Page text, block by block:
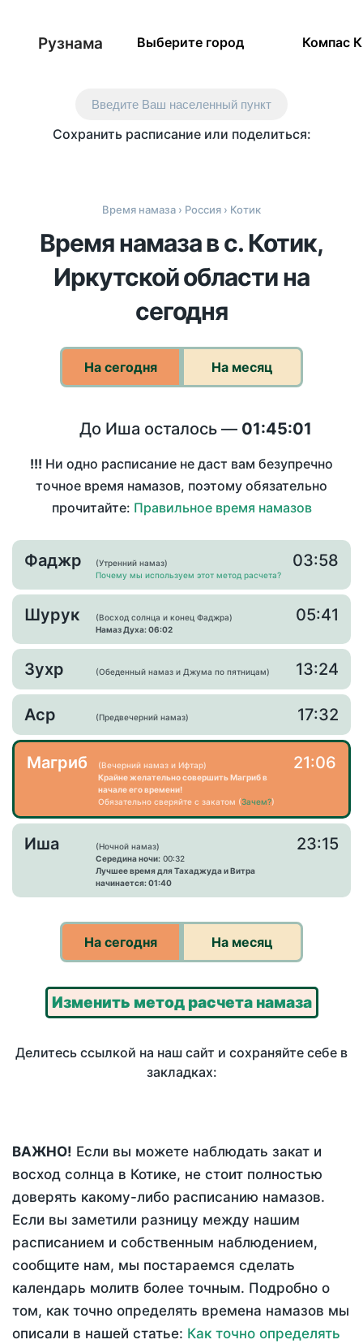
Рузнама Выберите город Компас
Введите Ваш населенный пункт
Сохранить расписание или поделиться:
Время намаза › Россия › Котик
Время намаза в с. Котик,
Иркутской области на
сегодня
На сегодня На месяц
До Иша осталось — 01:45:01
!!! Ни одно расписание не даст вам безупречно
точное время намазов, поэтому обязательно
прочитайте: Правильное время намазов
Фаджр
(Утренний намаз)
Почему мы используем этот метод расчета?
03:58
Шурук
(Восход солнца и конец Фаджра)
Намаз Духа: 06:02
05:41
Зухр (Обеденный намаз и Джума по пятницам) 13:24
Аср (Предвечерний намаз) 17:32
Магриб
(Вечерний намаз и Ифтар)
Крайне желательно совершить Магриб в
начале его времени!
Обязательно сверяйте с закатом (Зачем?)
21:06
Иша
(Ночной намаз)
Середина ночи: 00:32
Лучшее время для Тахаджуда и Витра
начинается: 01:40
23:15
На сегодня На месяц
Изменить метод расчета намаза
Делитесь ссылкой на наш сайт и сохраняйте себе в
закладках:
ВАЖНО! Если вы можете наблюдать закат и
восход солнца в Котике, не стоит полностью
доверять какому-либо расписанию намазов.
Если вы заметили разницу между нашим
расписанием и собственным наблюдением,
сообщите нам, мы постараемся сделать
календарь молитв более точным. Подробно о
том, как точно определять времена намазов мы
описали в нашей статье: Как точно определять